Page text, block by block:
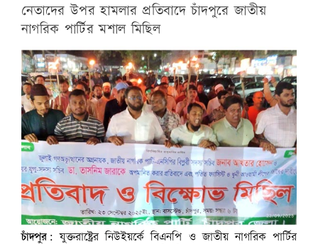
নেতাদের উপর হামলার প্রতিবাদে চাঁদপুরে জাতীয়
নাগরিক পার্টির মশাল মিছিল
চাঁদপুর:যুক্তরাষ্ট্রের নিউইয়র্কে বিএনপি ও জাতীয় নাগরিক পার্টির